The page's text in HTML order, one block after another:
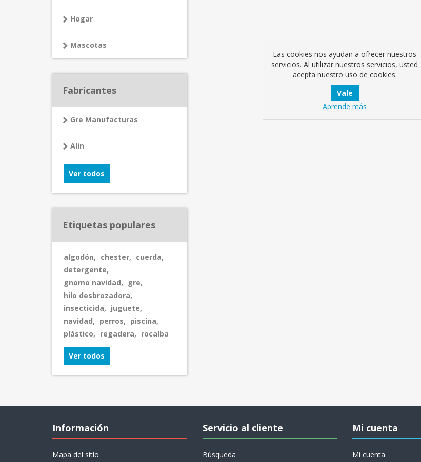
Hogar
Mascotas
Fabricantes
Gre Manufacturas
Alin
Ver todos
Etiquetas populares
algodón, chester, cuerda,
detergente,
gnomo navidad, gre,
hilo desbrozadora,
insecticida, juguete,
navidad, perros, piscina,
plástico, regadera, rocalba
Ver todos
Información
Mapa del sitio
Servicio al cliente
Búsqueda
Mi cuenta
Mi cuenta
Las cookies nos ayudan a ofrecer nuestros
servicios. Al utilizar nuestros servicios, usted
acepta nuestro uso de cookies.
Aprende más